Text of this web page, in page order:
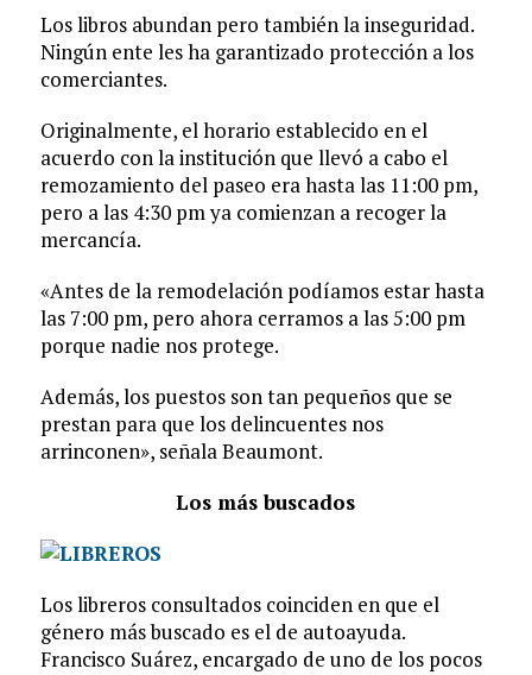
Los libros abundan pero también la inseguridad.
Ningún ente les ha garantizado protección a los
comerciantes.
Originalmente, el horario establecido en el
acuerdo con la institución que llevó a cabo el
remozamiento del paseo era hasta las 11:00 pm,
pero a las 4:30 pm ya comienzan a recoger la
mercancía.
«Antes de la remodelación podíamos estar hasta
las 7:00 pm, pero ahora cerramos a las 5:00 pm
porque nadie nos protege.
Además, los puestos son tan pequeños que se
prestan para que los delincuentes nos
arrinconen», señala Beaumont.
Los más buscados
Los libreros consultados coinciden en que el
género más buscado es el de autoayuda.
Francisco Suárez, encargado de uno de los pocos